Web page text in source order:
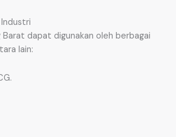
Barat dapat digunakan oleh berbagai
lain: